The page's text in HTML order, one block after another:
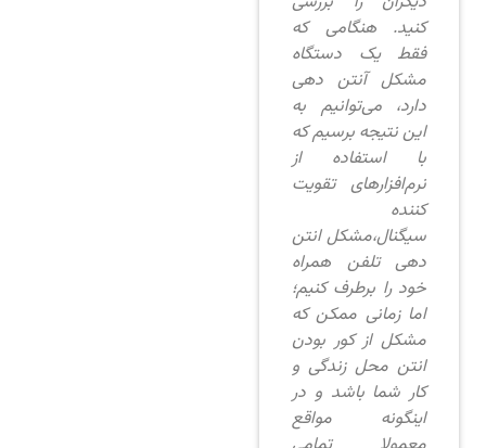
کنید. هنگامی که
فقط یک دستگاه
مشکل آنتن دهی
دارد، می‌توانیم به
این نتیجه برسیم که
با استفاده از
نرم‌افزارهای تقویت
کننده
سیگنال،مشکل انتن
دهی تلفن همراه
خود را برطرف کنیم؛
اما زمانی ممکن که
مشکل از کور بودن
انتن محل زندگی و
کار شما باشد و در
اینگونه مواقع